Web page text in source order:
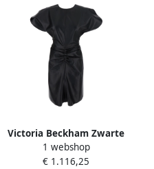
Victoria Beckham Zwarte
jurk met leren ruchedetails
Black Dames
1 webshop
€ 1.116,25